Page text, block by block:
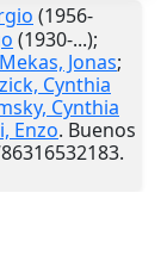
(1956-
(1930-...);
Mekas, Jonas;
Cynthia
Cynthia
Enzo. Buenos